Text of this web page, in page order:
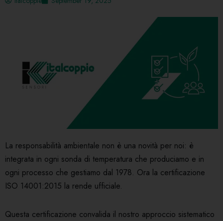
La responsabilità ambientale non è una novità per noi: è
integrata in ogni sonda di temperatura che produciamo e in
ogni processo che gestiamo dal 1978. Ora la certificazione
ISO 14001:2015 la rende ufficiale.
Questa certificazione convalida il nostro approccio sistematico